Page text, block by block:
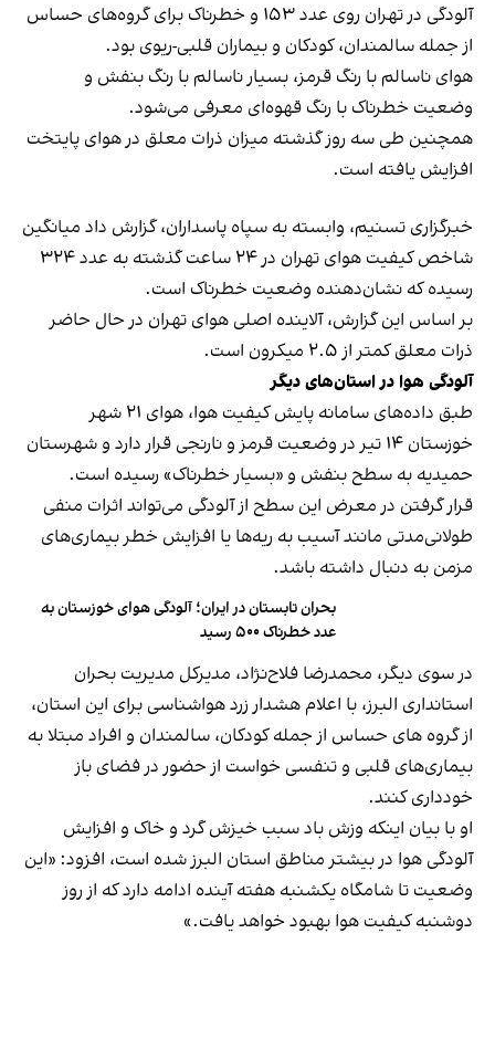
آلودگی در تهران روی عدد ۱۵۳ و خطرناک برای گروه‌های حساس
از جمله سالمندان، کودکان و بیماران قلبی-ریوی بود.
هوای ناسالم با رنگ قرمز، بسیار ناسالم با رنگ بنفش و
وضعیت خطرناک با رنگ قهوه‌ای معرفی می‌شود.
همچنین طی سه روز گذشته میزان ذرات معلق در هوای پایتخت
افزایش یافته است.
خبرگزاری تسنیم، وابسته به سپاه پاسداران، گزارش داد میانگین
شاخص کیفیت هوای تهران در ۲۴ ساعت گذشته به عدد ۳۲۴
رسیده که نشان‌دهنده وضعیت خطرناک است.
بر اساس این گزارش، آلاینده اصلی هوای تهران در حال حاضر
ذرات معلق کمتر از ۲.۵ میکرون است.
آلودگی هوا در استان‌های دیگر
طبق داده‌های سامانه پایش کیفیت هوا، هوای ۲۱ شهر
خوزستان ۱۴ تیر در وضعیت قرمز و نارنجی قرار دارد و شهرستان
حمیدیه به سطح بنفش و «بسیار خطرناک» رسیده است.
قرار گرفتن در معرض این سطح از آلودگی می‌تواند اثرات منفی
طولانی‌مدتی مانند آسیب به ریه‌ها یا افزایش خطر بیماری‌های
مزمن به دنبال داشته باشد.
بحران تابستان در ایران؛ آلودگی هوای خوزستان به
عدد خطرناک ۵۰۰ رسید
در سوی دیگر، محمدرضا فلاح‌نژاد، مدیرکل مدیریت بحران
استانداری البرز، با اعلام هشدار زرد هواشناسی برای این استان،
از گروه های حساس از جمله کودکان، سالمندان و افراد مبتلا به
بیماری‌های قلبی و تنفسی خواست از حضور در فضای باز
خودداری کنند.
او با بیان اینکه وزش باد سبب خیزش گرد و خاک و افزایش
آلودگی هوا در بیشتر مناطق استان البرز شده است، افزود: «این
وضعیت تا شامگاه یکشنبه هفته آینده ادامه دارد که از روز
دوشنبه کیفیت هوا بهبود خواهد یافت.»